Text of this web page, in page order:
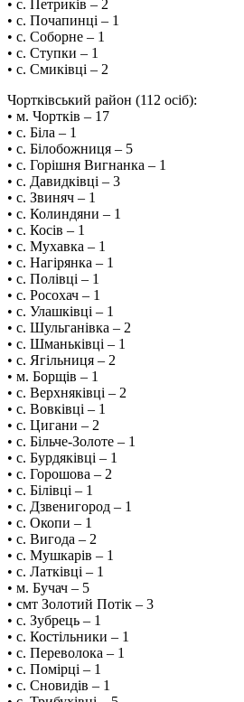
• с. Петриків – 2
• с. Почапинці – 1
• с. Соборне – 1
• с. Ступки – 1
• с. Смиківці – 2
Чортківський район (112 осіб):
• м. Чортків – 17
• с. Біла – 1
• с. Білобожниця – 5
• с. Горішня Вигнанка – 1
• с. Давидківці – 3
• с. Звиняч – 1
• с. Колиндяни – 1
• с. Косів – 1
• с. Мухавка – 1
• с. Нагірянка – 1
• с. Полівці – 1
• с. Росохач – 1
• с. Улашківці – 1
• с. Шульганівка – 2
• с. Шманьківці – 1
• с. Ягільниця – 2
• м. Борщів – 1
• с. Верхняківці – 2
• с. Вовківці – 1
• с. Цигани – 2
• с. Більче-Золоте – 1
• с. Бурдяківці – 1
• с. Горошова – 2
• с. Білівці – 1
• с. Дзвенигород – 1
• с. Окопи – 1
• с. Вигода – 2
• с. Мушкарів – 1
• с. Латківці – 1
• м. Бучач – 5
• смт Золотий Потік – 3
• с. Зубрець – 1
• с. Костільники – 1
• с. Переволока – 1
• с. Помірці – 1
• с. Сновидів – 1